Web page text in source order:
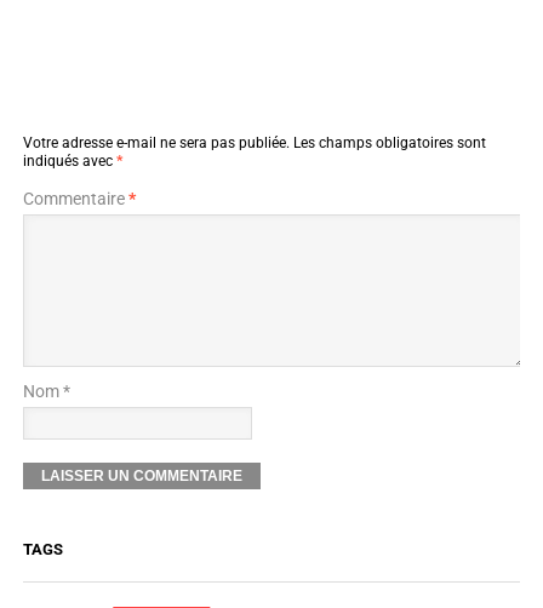
Votre adresse e-mail ne sera pas publiée. Les champs obligatoires sont
indiqués avec *
Commentaire*
Nom *
TAGS